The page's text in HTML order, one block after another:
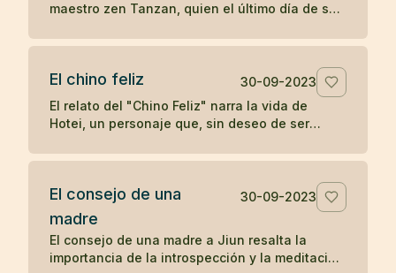
maestro zen Tanzan, quien el último día de su
partida. Con simplicidad y aceptación, Tanzan
la muerte.
El chino feliz
30-09-2023
El relato del "Chino Feliz" narra la vida de
Hotei, un personaje que, sin deseo de ser
alegría a los niños con dulces y frutas,
cambio de su atención. Su simple acción de
dejar caer y recoger su saco en respuesta a
preguntas sobre el significado y la realización
del zen, ilustra una enseñanza zen sobre la
simplicidad y el desapego.
El consejo de una
madre
30-09-2023
El consejo de una madre a Jiun resalta la
importancia de la introspección y la meditación